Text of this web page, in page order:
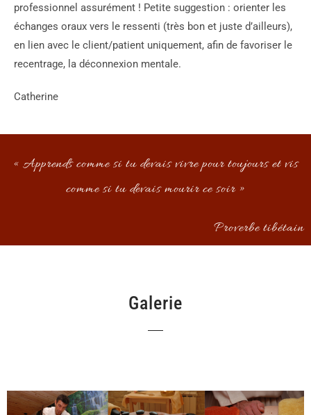
professionnel assurément ! Petite suggestion : orienter les
échanges oraux vers le ressenti (très bon et juste d’ailleurs),
en lien avec le client/patient uniquement, afin de favoriser le
recentrage, la déconnexion mentale.
Catherine
« Apprends comme si tu devais vivre pour toujours et vis
comme si tu devais mourir ce soir »
Proverbe tibétain
Galerie